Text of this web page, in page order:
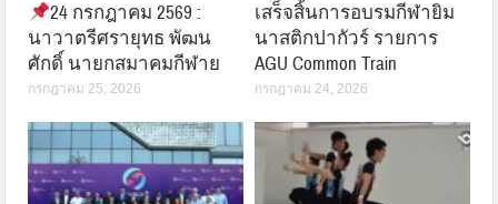
24 กรกฎาคม 2569 :
นาวาตรีศรายุทธ พัฒน
ศักดิ์ นายกสมาคมกีฬาย
กรกฎาคม 25, 2026
เสร็จสิ้นการอบรมกีฬายิม
นาสติกปากัวร์ รายการ
AGU Common Train
กรกฎาคม 24, 2026